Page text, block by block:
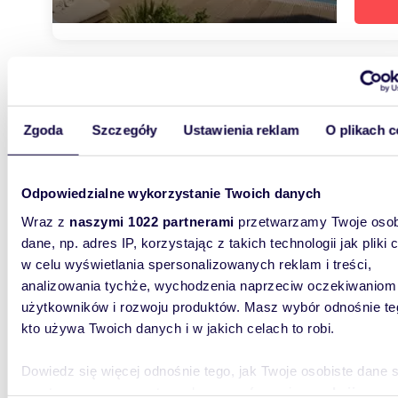
Zgoda Szczegóły Ustawienia reklam O plikach
Odpowiedzialne wykorzystanie Twoich danych
Wraz z naszymi 1022 partnerami przetwarzamy Twoje
dane, np. adres IP, korzystając z takich technologii jak pliki
w celu wyświetlania spersonalizowanych reklam i treści,
analizowania tychże, wychodzenia naprzeciw oczekiwaniom
użytkowników i rozwoju produktów. Masz wybór odnośnie
kto używa Twoich danych i w jakich celach to robi.
Dowiedz się więcej odnośnie tego, jak Twoje osobiste dane
60m2
Nowoczesne 3-pokojowe mieszkanie z balkonem
Do